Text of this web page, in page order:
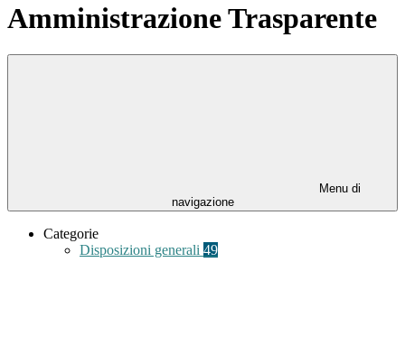
Amministrazione Trasparente
Menu di
navigazione
Categorie
Disposizioni generali 49